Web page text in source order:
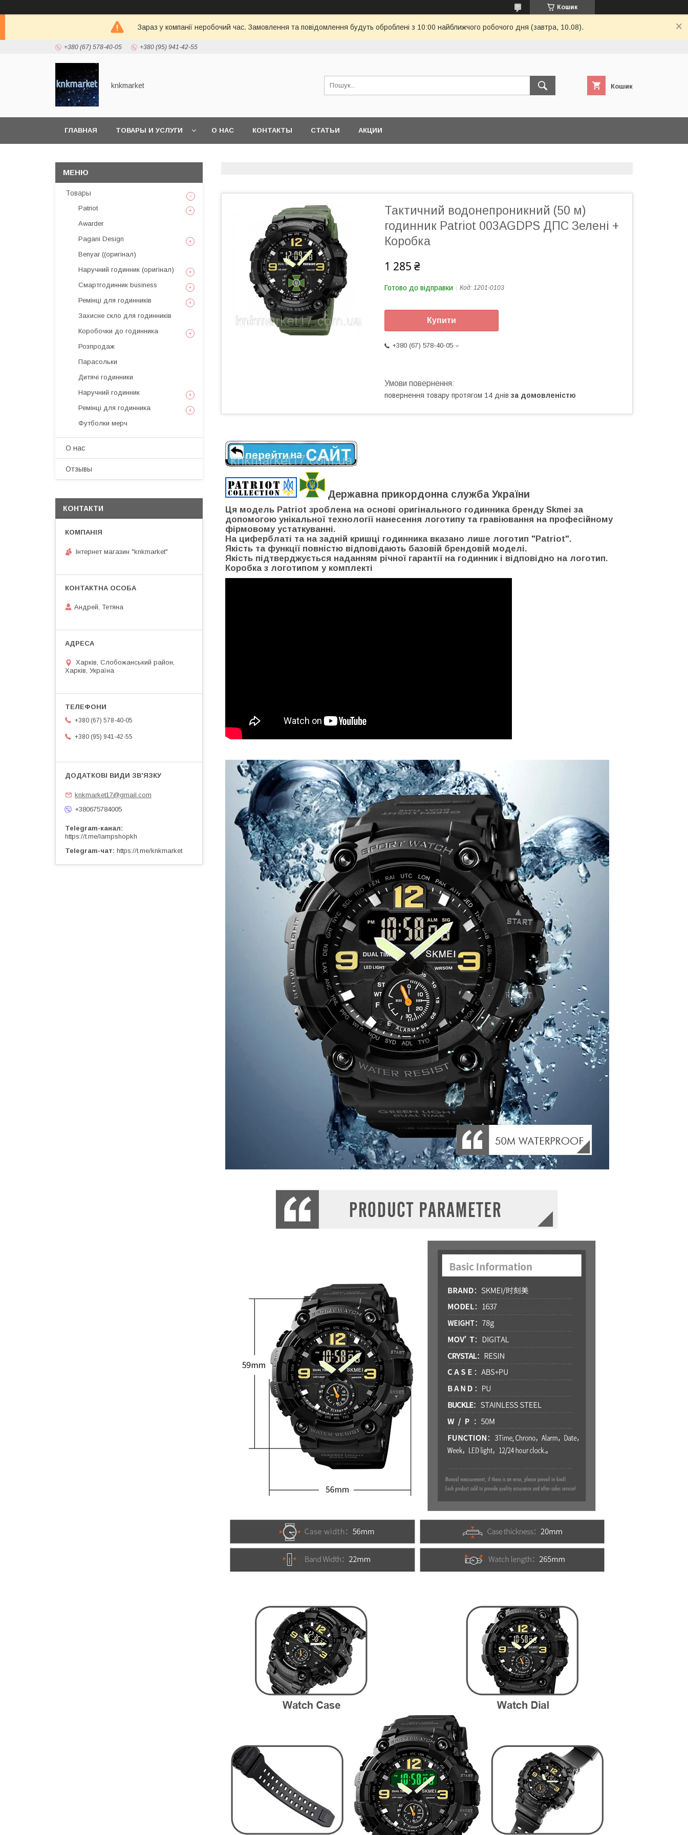
Кошик
Зараз у компанії неробочий час. Замовлення та повідомлення будуть оброблені з 10:00 найближчого робочого дня (завтра, 10.08).
+380 (67) 578-40-05 +380 (95) 941-42-55
knkmarket Кошик
ГЛАВНАЯ ТОВАРЫ И УСЛУГИ О НАС КОНТАКТЫ СТАТЬИ АКЦИИ
Тактичний водонепроникний (50 м)
годинник Patriot 003AGDPS ДПС Зелені +
Коробка
1 285 ₴
Готово до відправки Код: 1201-0103
Купити
+380 (67) 578-40-05
повернення товару протягом 14 днів за домовленістю
Державна прикордонна служба України
Ця модель Patriot зроблена на основі оригінального годинника бренду Skmei за
допомогою унікальної технології нанесення логотипу та гравіювання на професійному
фірмовому устаткуванні.
На циферблаті та на задній кришці годинника вказано лише логотип "Patriot".
Якість та функції повністю відповідають базовій брендовій моделі.
Якість підтверджується наданням річної гарантії на годинник і відповідно на логотип.
Коробка з логотипом у комплекті
Товары
Patriot
Awarder
Pagani Design
Benyar ((оригінал)
Наручний годинник (оригінал)
Смартгодинник business
Ремінці для годинників
Захисне скло для годинників
Коробочки до годинника
Розпродаж
Парасольки
Дитячі годинники
Наручний годинник
Ремінці для годинника
Футболки мерч
О нас
Отзывы
КОНТАКТИ
Інтернет магазин "knkmarket"
Андрей, Тетяна
Харків, Слобожанський район,
Харків, Україна
+380 (67) 578-40-05
+380 (95) 941-42-55
knkmarket17@gmail.com
+380675784005
Telegram-канал
https://t.me/lampshopkh
Telegram-чат https://t.me/knkmarket